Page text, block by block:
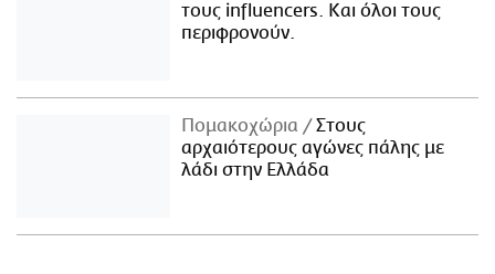
τους influencers. Και όλοι τους
περιφρονούν.
Πομακοχώρια
Στους
αρχαιότερους αγώνες πάλης με
λάδι στην Ελλάδα